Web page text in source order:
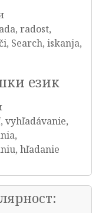
radost,
Search, iskanja,
език
vyhľadávanie,
hľadanie